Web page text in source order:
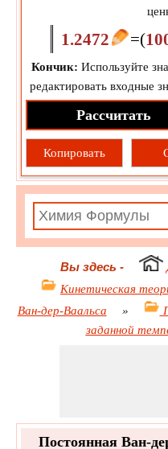
1.2472 =(
Кончик: Используйте
редактировать входные
Рассчитать
Копировать
Вы здесь -
Кинетическая
Ван-дер-Ваальса
»
заданной
Постоянная Ван-